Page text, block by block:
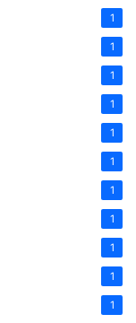
1
1
1
1
1
1
1
1
1
1
1